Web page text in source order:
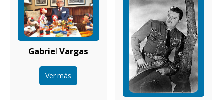
Gabriel Vargas
Ver más